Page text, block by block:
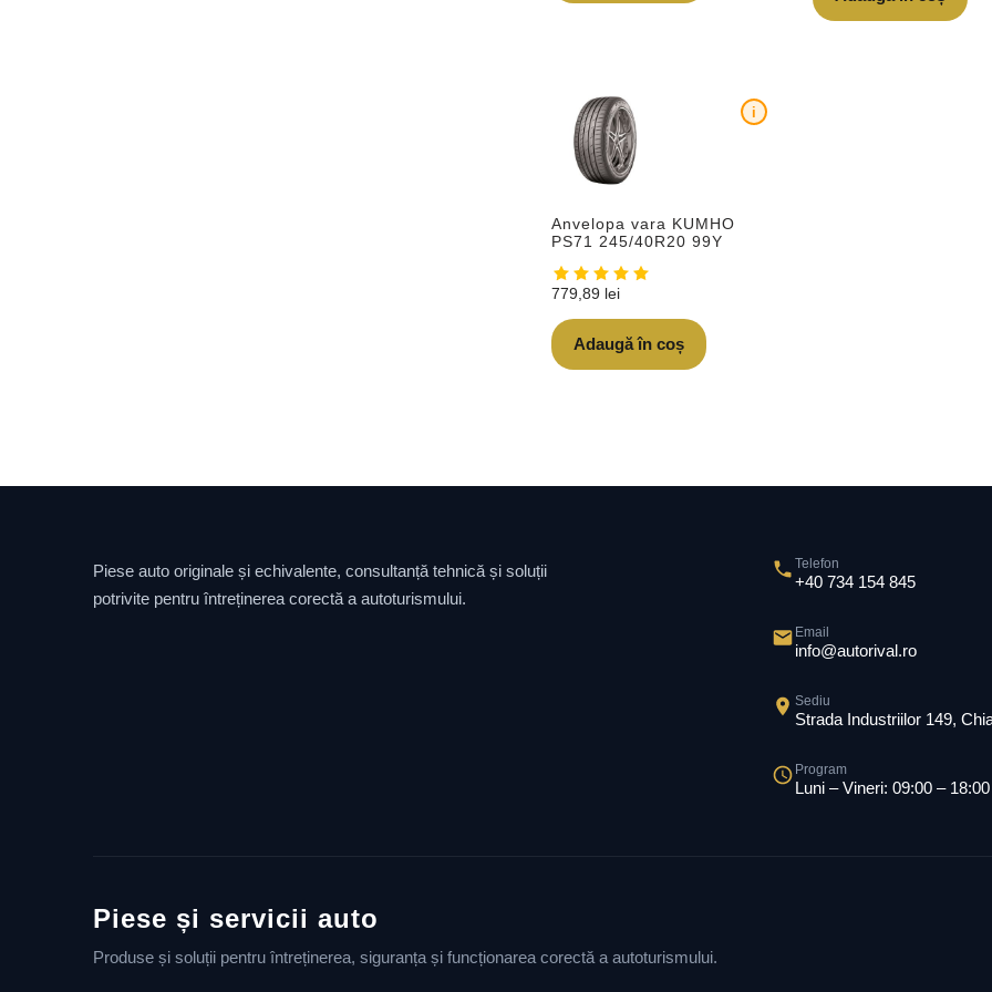
Anvelopa vara KUMHO
PS71 245/40R20 99Y
i
779,89 lei
Adaugă în coș
Piese auto originale și echivalente, consultanță tehnică și soluții
potrivite pentru întreținerea corectă a autoturismului.
Telefon
+40 734 154 845
Email
info@autorival.ro
Sediu
Strada Industriilor 149,
Program
Luni – Vineri: 09:00 – 18:00
Piese și servicii auto
Produse și soluții pentru întreținerea, siguranța și funcționarea corectă a autoturismului.